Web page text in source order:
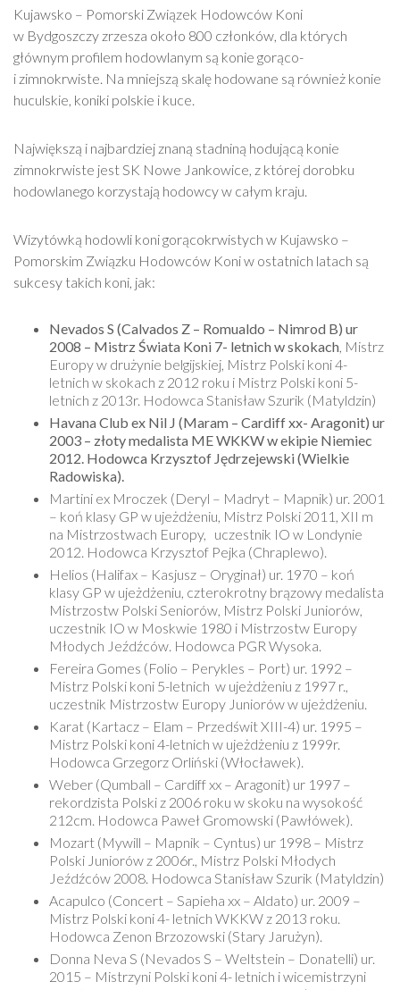
Kujawsko – Pomorski Związek Hodowców Koni
w Bydgoszczy zrzesza około 800 członków, dla których
głównym profilem hodowlanym są konie gorąco-
i zimnokrwiste. Na mniejszą skalę hodowane są również konie
huculskie, koniki polskie i kuce.
Największą i najbardziej znaną stadniną hodującą konie
zimnokrwiste jest SK Nowe Jankowice, z której dorobku
hodowlanego korzystają hodowcy w całym kraju.
Wizytówką hodowli koni gorącokrwistych w Kujawsko –
Pomorskim Związku Hodowców Koni w ostatnich latach są
sukcesy takich koni, jak:
Nevados S (Calvados Z – Romualdo – Nimrod B) ur
2008 – Mistrz Świata Koni 7- letnich w skokach, Mistrz
Europy w drużynie belgijskiej, Mistrz Polski koni 4-
letnich w skokach z 2012 roku i Mistrz Polski koni 5-
letnich z 2013r. Hodowca Stanisław Szurik (Matyldzin)
Havana Club ex Nil J (Maram – Cardiff xx- Aragonit) ur
2003 – złoty medalista ME WKKW w ekipie Niemiec
2012. Hodowca Krzysztof Jędrzejewski (Wielkie
Radowiska).
Martini ex Mroczek (Deryl – Madryt – Mapnik) ur. 2001
– koń klasy GP w ujeżdżeniu, Mistrz Polski 2011, XII m
na Mistrzostwach Europy, uczestnik IO w Londynie
2012. Hodowca Krzysztof Pejka (Chraplewo).
Helios (Halifax – Kasjusz – Oryginał) ur. 1970 – koń
klasy GP w ujeżdżeniu, czterokrotny brązowy medalista
Mistrzostw Polski Seniorów, Mistrz Polski Juniorów,
uczestnik IO w Moskwie 1980 i Mistrzostw Europy
Młodych Jeźdźców. Hodowca PGR Wysoka.
Fereira Gomes (Folio – Perykles – Port) ur. 1992 –
Mistrz Polski koni 5-letnich w ujeżdżeniu z 1997 r.,
uczestnik Mistrzostw Europy Juniorów w ujeżdżeniu.
Karat (Kartacz – Elam – Przedświt XIII-4) ur. 1995 –
Mistrz Polski koni 4-letnich w ujeżdżeniu z 1999r.
Hodowca Grzegorz Orliński (Włocławek).
Weber (Qumball – Cardiff xx – Aragonit) ur 1997 –
rekordzista Polski z 2006 roku w skoku na wysokość
212cm. Hodowca Paweł Gromowski (Pawłówek).
Mozart (Mywill – Mapnik – Cyntus) ur 1998 – Mistrz
Polski Juniorów z 2006r., Mistrz Polski Młodych
Jeźdźców 2008. Hodowca Stanisław Szurik (Matyldzin)
Acapulco (Concert – Sapieha xx – Aldato) ur. 2009 –
Mistrz Polski koni 4- letnich WKKW z 2013 roku.
Hodowca Zenon Brzozowski (Stary Jarużyn).
Donna Neva S (Nevados S – Weltstein – Donatelli) ur.
2015 – Mistrzyni Polski koni 4- letnich i wicemistrzyni